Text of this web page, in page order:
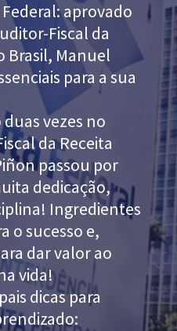
aprovado
Fiscal da
Brasil, Manuel
para a sua
vezes no
da Receita
passou por
dedicação,
Ingredientes
o sucesso e,
dar valor ao
vida!
dicas para